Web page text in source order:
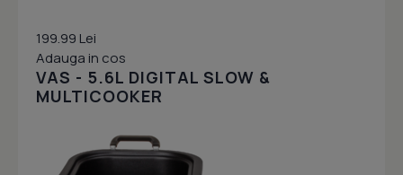
199.99 Lei
Adauga in cos
VAS - 5.6L DIGITAL SLOW &
MULTICOOKER